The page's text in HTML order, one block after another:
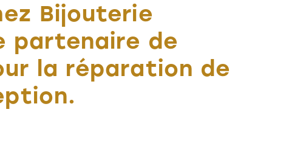
Bijouterie
partenaire de
la réparation de